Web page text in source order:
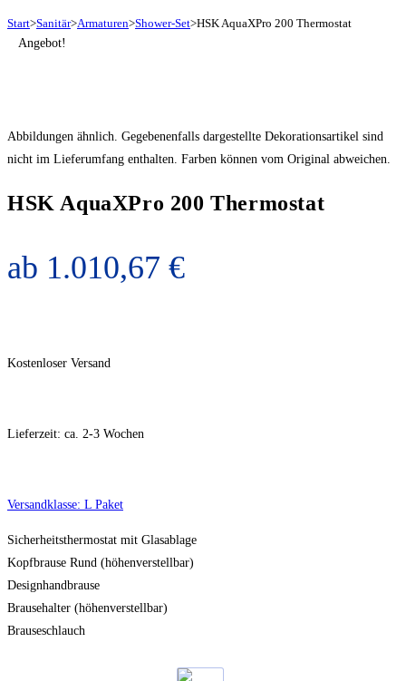
Start>Sanitär>Armaturen>Shower-Set>HSK AquaXPro 200 Thermostat
Angebot!
Abbildungen ähnlich. Gegebenenfalls dargestellte Dekorationsartikel sind
nicht im Lieferumfang enthalten. Farben können vom Original abweichen.
HSK AquaXPro 200 Thermostat
ab 1.010,67 €
Kostenloser Versand
Lieferzeit: ca. 2-3 Wochen
Versandklasse: L Paket
Sicherheitsthermostat mit Glasablage
Kopfbrause Rund (höhenverstellbar)
Designhandbrause
Brausehalter (höhenverstellbar)
Brauseschlauch